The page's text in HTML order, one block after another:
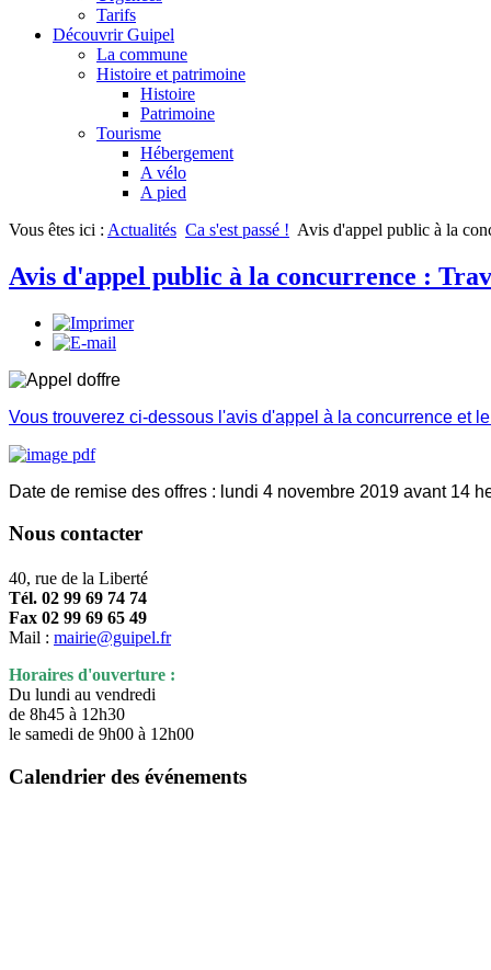
Tarifs
Découvrir Guipel
La commune
Histoire et patrimoine
Histoire
Patrimoine
Tourisme
Hébergement
A vélo
A pied
Vous êtes ici : Actualités Ca s'est passé ! Avis d'appel public à la
Avis d'appel public à la concurrence :
Vous trouverez ci-dessous l'avis d'appel à la concurrence et
Date de remise des offres : lundi 4 novembre 2019 avant 14
Nous contacter
40, rue de la Liberté
Tél. 02 99 69 74 74
Fax 02 99 69 65 49
Mail : mairie@guipel.fr
Horaires d'ouverture :
Du lundi au vendredi
de 8h45 à 12h30
le samedi de 9h00 à 12h00
Calendrier des événements